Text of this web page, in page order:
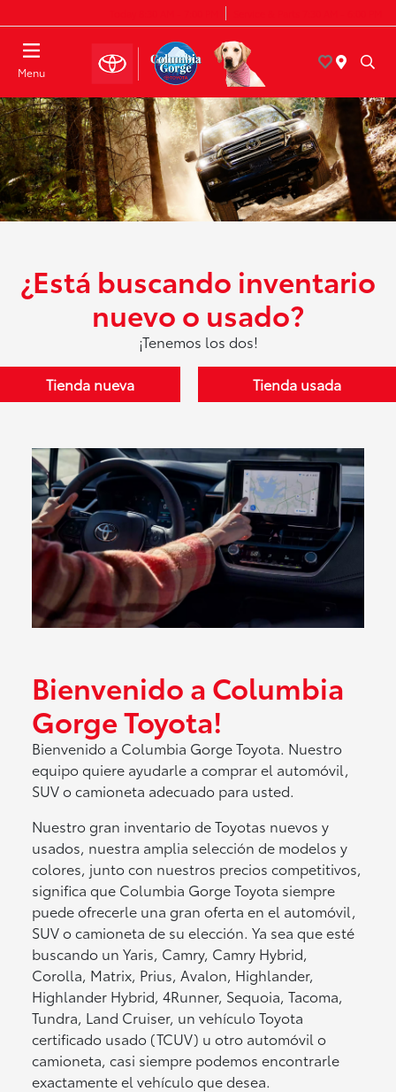
Menu
¿Está buscando inventario
nuevo o usado?
¡Tenemos los dos!
Tienda nueva Tienda usada
Bienvenido a Columbia
Gorge Toyota!
Bienvenido a Columbia Gorge Toyota. Nuestro
equipo quiere ayudarle a comprar el automóvil,
SUV o camioneta adecuado para usted.
Nuestro gran inventario de Toyotas nuevos y
usados, nuestra amplia selección de modelos y
colores, junto con nuestros precios competitivos,
significa que Columbia Gorge Toyota siempre
puede ofrecerle una gran oferta en el automóvil,
SUV o camioneta de su elección. Ya sea que esté
buscando un Yaris, Camry, Camry Hybrid,
Corolla, Matrix, Prius, Avalon, Highlander,
Highlander Hybrid, 4Runner, Sequoia, Tacoma,
Tundra, Land Cruiser, un vehículo Toyota
certificado usado (TCUV) u otro automóvil o
camioneta, casi siempre podemos encontrarle
exactamente el vehículo que desea.